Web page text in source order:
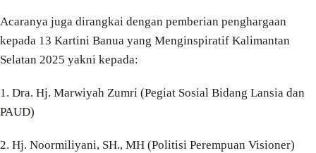
Acaranya juga dirangkai dengan pemberian penghargaan
kepada 13 Kartini Banua yang Menginspiratif Kalimantan
Selatan 2025 yakni kepada:
1. Dra. Hj. Marwiyah Zumri (Pegiat Sosial Bidang Lansia dan
PAUD)
2. Hj. Noormiliyani, SH., MH (Politisi Perempuan Visioner)